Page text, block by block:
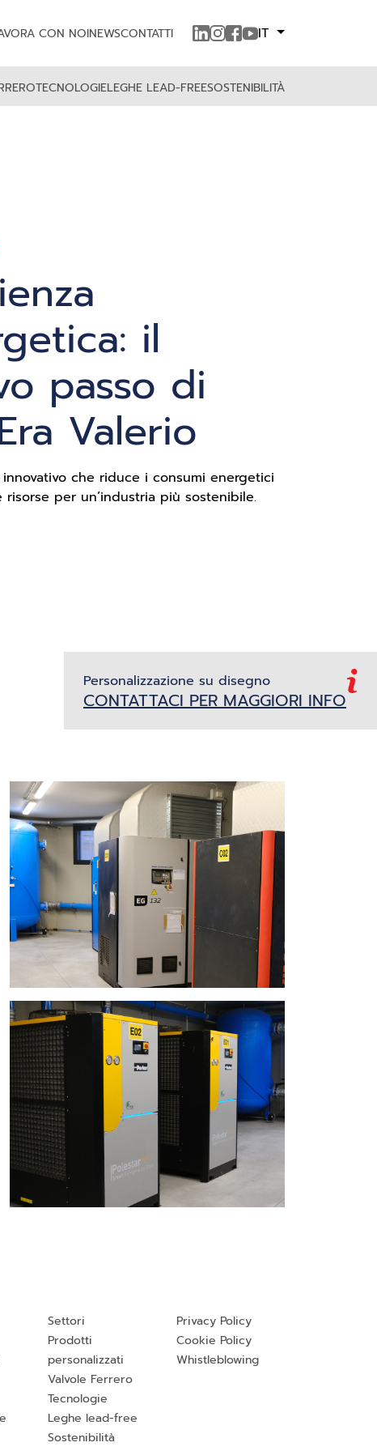
CON NOINEWSCONTATTI IT
TECNOLOGIELEGHE LEAD-FREESOSTENIBILITÀ
il
passo di
Valerio
che riduce i consumi energetici
risorse per un’industria più sostenibile.
Personalizzazione su disegno
CONTATTACI PER MAGGIORI INFO
Settori
Prodotti
personalizzati
Valvole Ferrero
Tecnologie
Leghe lead-free
Sostenibilità
Privacy Policy
Cookie Policy
Whistleblowing